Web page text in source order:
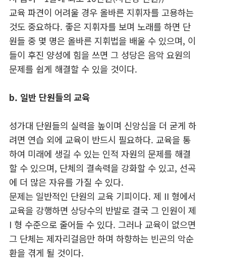
교육 파견이 어려울 경우 올바른 지휘자를 고용하는
것도 중요하다. 좋은 지휘자를 보며 노래를 하면 단
원들 중 몇 명은 올바른 지휘법을 배울 수 있으며, 이
들이 후진 양성에 힘을 쓰면 그 성당은 음악 요원의
문제를 쉽게 해결할 수 있을 것이다.
b. 일반 단원들의 교육
성가대 단원들의 실력을 높이며 신앙심을 더 굳게 하
려면 연습 외에 교육이 반드시 필요하다. 교육을 통
하여 미래에 생길 수 있는 인적 자원의 문제를 해결
할 수 있으며, 단체의 결속력을 강화할 수 있고, 선곡
에 더 많은 자유를 가질 수 있다.
문제는 일반적인 단원의 교육 기피이다. 제 II 형에서
교육을 강행하면 상당수의 반발로 결국 그 인원이 제
I 형 수준으로 줄어들 수 있다. 그러나 교육이 없으면
그 단체는 제자리걸음만 하며 하향하는 빈곤의 악순
환을 겪게 될 것이다.